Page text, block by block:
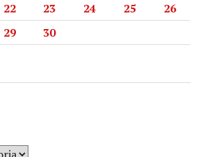
22 23 24 25
26
29 30